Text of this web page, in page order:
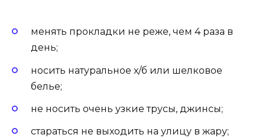
менять прокладки не реже, чем 4 раза в
день;
носить натуральное х/б или шелковое
белье;
не носить очень узкие трусы, джинсы;
стараться не выходить на улицу в жару;